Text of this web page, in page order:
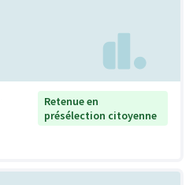
Retenue en
présélection citoyenne